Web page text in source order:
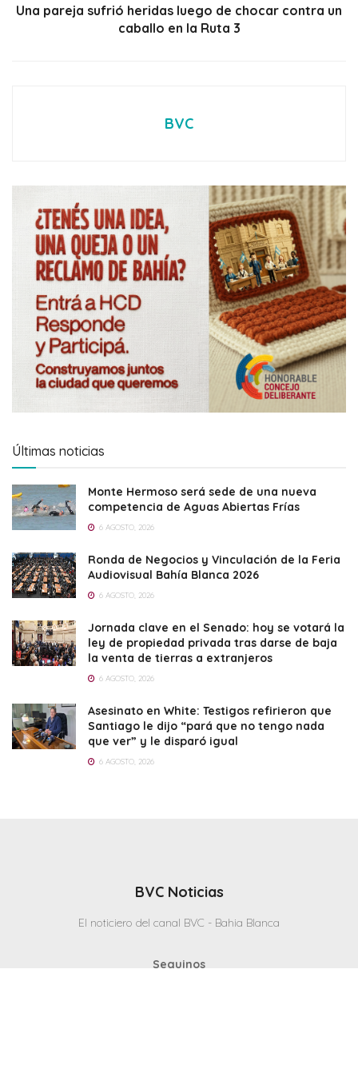
Una pareja sufrió heridas luego de chocar contra un
caballo en la Ruta 3
BVC
Últimas noticias
Monte Hermoso será sede de una nueva
competencia de Aguas Abiertas Frías
6 AGOSTO, 2026
Ronda de Negocios y Vinculación de la Feria
Audiovisual Bahía Blanca 2026
6 AGOSTO, 2026
Jornada clave en el Senado: hoy se votará la
ley de propiedad privada tras darse de baja
la venta de tierras a extranjeros
6 AGOSTO, 2026
Asesinato en White: Testigos refirieron que
Santiago le dijo “pará que no tengo nada
que ver” y le disparó igual
6 AGOSTO, 2026
BVC Noticias
El noticiero del canal BVC - Bahia Blanca
Seguinos